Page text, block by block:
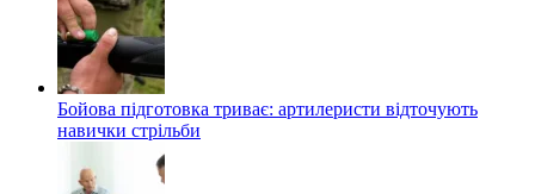
Бойова підготовка триває: артилеристи відточують
навички стрільби